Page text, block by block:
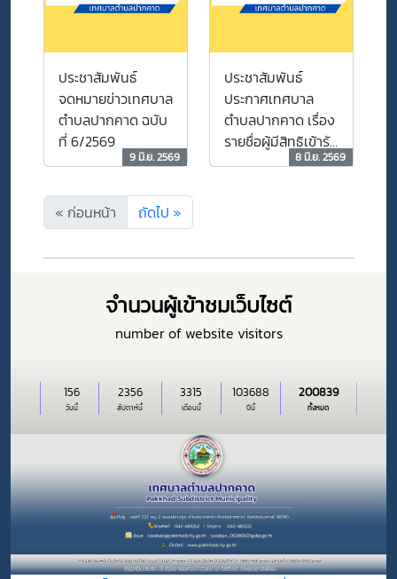
ประชาสัมพันธ์
จดหมายข่าวเทศบาล
ตำบลปากคาด ฉบับ
ที่ 6/2569
9 มิ.ย. 2569
ประชาสัมพันธ์
ประกาศเทศบาล
ตำบลปากคาด เรื่อง
รายชื่อผู้มีสิทธิเข้ารับ
การสอบคัดเลือก8 มิ.ย. 2569
« ก่อนหน้า ถัดไป »
จำนวนผู้เข้าชมเว็บไซต์
number of website visitors
วันนี้
156
สัปดาห์นี้
2356
เดือนนี้
3315
ปีนี้
103688
ทั้งหมด
200839